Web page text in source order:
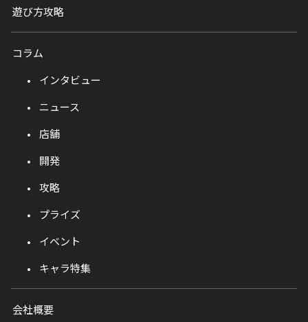
遊び方攻略
コラム
インタビュー
ニュース
店舗
開発
攻略
プライズ
イベント
キャラ特集
会社概要